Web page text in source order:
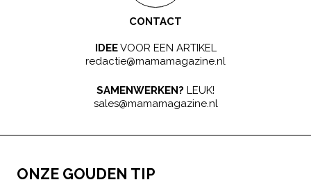
CONTACT
IDEEVOOR EEN ARTIKEL
redactie@mamamagazine.nl
SAMENWERKEN? LEUK!
sales@mamamagazine.nl
ONZE GOUDEN TIP